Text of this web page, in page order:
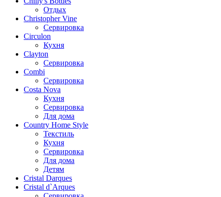
Отдых
Christopher Vine
Сервировка
Circulon
Кухня
Clayton
Сервировка
Combi
Сервировка
Costa Nova
Кухня
Сервировка
Для дома
Country Home Style
Текстиль
Кухня
Сервировка
Для дома
Детям
Cristal Darques
Cristal d`Arques